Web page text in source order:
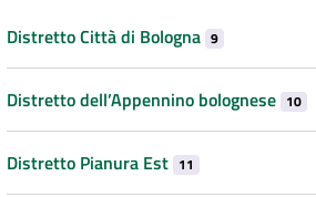
Distretto Città di Bologna 9
Distretto dell’Appennino bolognese 10
Distretto Pianura Est 11